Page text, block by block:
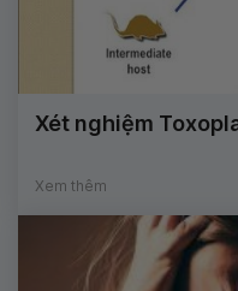
Xét nghiệm
Xem thêm